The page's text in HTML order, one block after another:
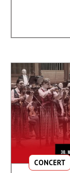
CONCERT